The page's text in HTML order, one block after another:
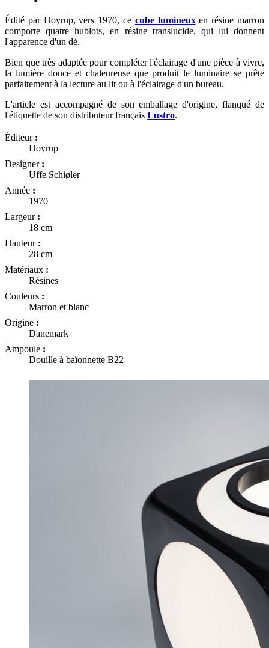
Édité par Hoyrup, vers 1970, ce cube lumineuxen résine marron
comporte quatre hublots, en résine translucide, qui lui donnent
l'apparence d'un dé.
Bien que très adaptée pour compléter l'éclairage d'une pièce à vivre,
la lumière douce et chaleureuse que produit le luminaire se prête
parfaitement à la lecture au lit ou à l'éclairage d'un bureau.
L'article est accompagné de son emballage d'origine, flanqué de
l'étiquette de son distributeur français Lustro.
Éditeur :
Hoyrup
Designer :
Uffe Schiøler
Année :
1970
Largeur :
18 cm
Hauteur :
28 cm
Matériaux :
Résines
Couleurs :
Marron et blanc
Origine :
Danemark
Ampoule :
Douille à baïonnette B22